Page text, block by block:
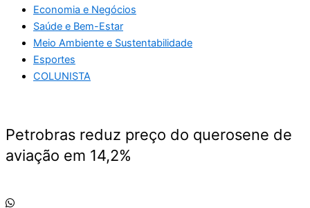
Economia e Negócios
Saúde e Bem-Estar
Meio Ambiente e Sustentabilidade
Esportes
COLUNISTA
Petrobras reduz preço do querosene de
aviação em 14,2%